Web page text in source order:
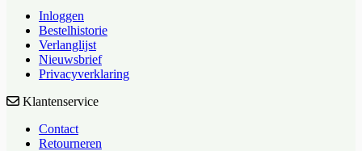
Inloggen
Bestelhistorie
Verlanglijst
Nieuwsbrief
Privacyverklaring
Klantenservice
Contact
Retourneren